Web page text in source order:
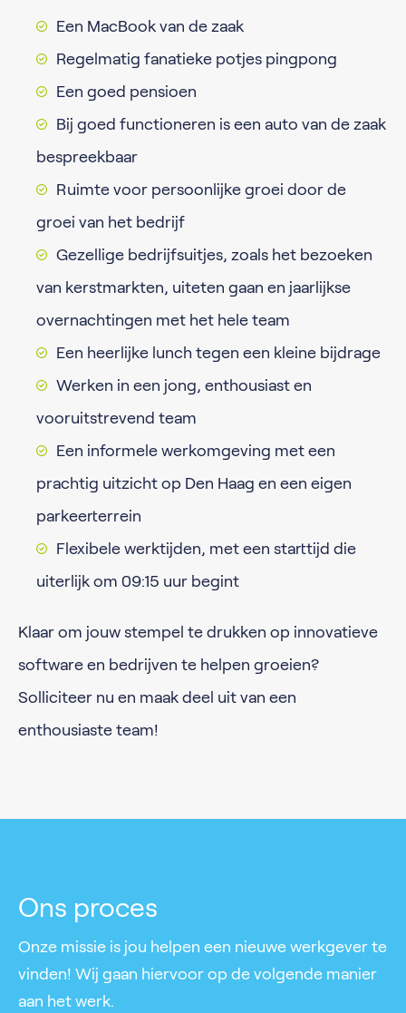
Een MacBook van de zaak
Regelmatig fanatieke potjes pingpong
Een goed pensioen
Bij goed functioneren is een auto van de zaak
bespreekbaar
Ruimte voor persoonlijke groei door de
groei van het bedrijf
Gezellige bedrijfsuitjes, zoals het bezoeken
van kerstmarkten, uiteten gaan en jaarlijkse
overnachtingen met het hele team
Een heerlijke lunch tegen een kleine bijdrage
Werken in een jong, enthousiast en
vooruitstrevend team
Een informele werkomgeving met een
prachtig uitzicht op Den Haag en een eigen
parkeerterrein
Flexibele werktijden, met een starttijd die
uiterlijk om 09:15 uur begint
Klaar om jouw stempel te drukken op innovatieve
software en bedrijven te helpen groeien?
Solliciteer nu en maak deel uit van een
enthousiaste team!
Ons proces
Onze missie is jou helpen een nieuwe werkgever te
vinden! Wij gaan hiervoor op de volgende manier
aan het werk.